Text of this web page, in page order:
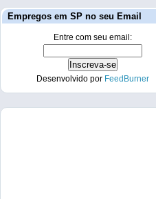
Empregos em SP no seu Email
Entre com seu email:
Desenvolvido por FeedBurner